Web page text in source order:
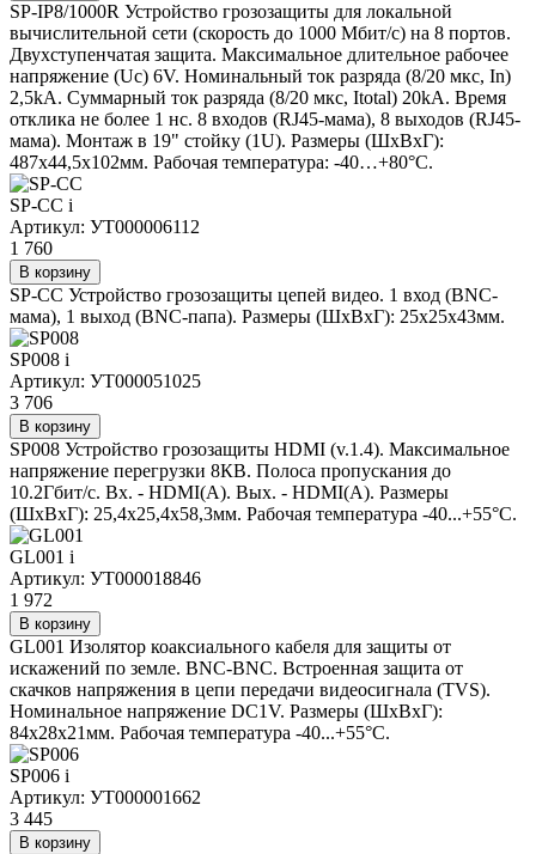
SP-IP8/1000R Устройство грозозащиты для локальной
вычислительной сети (скорость до 1000 Мбит/с) на 8 портов.
Двухступенчатая защита. Максимальное длительное рабочее
напряжение (Uc) 6V. Номинальный ток разряда (8/20 мкс, In)
2,5kA. Суммарный ток разряда (8/20 мкс, Itotal) 20kA. Время
отклика не более 1 нc. 8 входов (RJ45-мама), 8 выходов (RJ45-
мама). Монтаж в 19" стойку (1U). Размеры (ШхВхГ):
487x44,5x102мм. Рабочая температура: -40…+80°С.
SP-CC i
Артикул: УТ000006112
1 760
В корзину
SP-CC Устройство грозозащиты цепей видео. 1 вход (BNC-
мама), 1 выход (BNC-папа). Размеры (ШxВxГ): 25x25x43мм.
SP008 i
Артикул: УТ000051025
3 706
В корзину
SP008 Устройство грозозащиты HDMI (v.1.4). Максимальное
напряжение перегрузки 8КВ. Полоса пропускания до
10.2Гбит/с. Вх. - HDMI(A). Вых. - HDMI(A). Размеры
(ШxВxГ): 25,4x25,4x58,3мм. Рабочая температура -40...+55°C.
GL001 i
Артикул: УТ000018846
1 972
В корзину
GL001 Изолятор коаксиального кабеля для защиты от
искажений по земле. BNC-BNC. Встроенная защита от
скачков напряжения в цепи передачи видеосигнала (TVS).
Номинальное напряжение DC1V. Размеры (ШxВxГ):
84х28х21мм. Рабочая температура -40...+55°C.
SP006 i
Артикул: УТ000001662
3 445
В корзину